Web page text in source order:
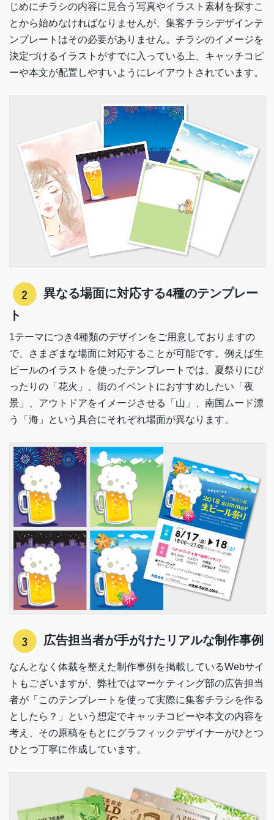
じめにチラシの内容に見合う写真やイラスト素材を探すこ
とから始めなければなりませんが、集客チラシデザインテ
ンプレートはその必要がありません。チラシのイメージを
決定づけるイラストがすでに入っている上、キャッチコピ
ーや本文が配置しやすいようにレイアウトされています。
2
異なる場面に対応する4種のテンプレー
ト
1テーマにつき4種類のデザインをご用意しておりますの
で、さまざまな場面に対応することが可能です。例えば生
ビールのイラストを使ったテンプレートでは、夏祭りにぴ
ったりの「花火」、街のイベントにおすすめしたい「夜
景」、アウトドアをイメージさせる「山」、南国ムード漂
う「海」という具合にそれぞれ場面が異なります。
3 広告担当者が手がけたリアルな制作事例
なんとなく体裁を整えた制作事例を掲載しているWebサイ
トもございますが、弊社ではマーケティング部の広告担当
者が「このテンプレートを使って実際に集客チラシを作る
としたら？」という想定でキャッチコピーや本文の内容を
考え、その原稿をもとにグラフィックデザイナーがひとつ
ひとつ丁寧に作成しています。